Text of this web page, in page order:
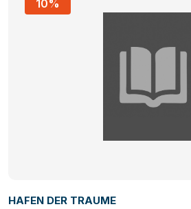
10%
HAFEN DER TRAUME